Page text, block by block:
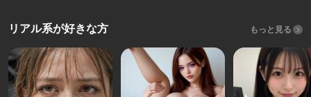
リアル系が好きな方 もっと見る